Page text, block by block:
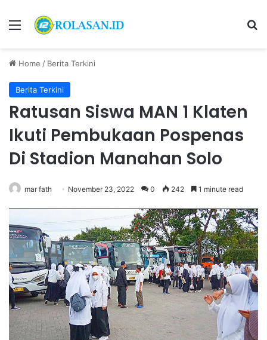
Menu
Home / Berita Terkini
Berita Terkini
Ratusan Siswa MAN 1 Klaten
Ikuti Pembukaan Pospenas
Di Stadion Manahan Solo
mar fath November 23, 2022 0 242 1 minute read